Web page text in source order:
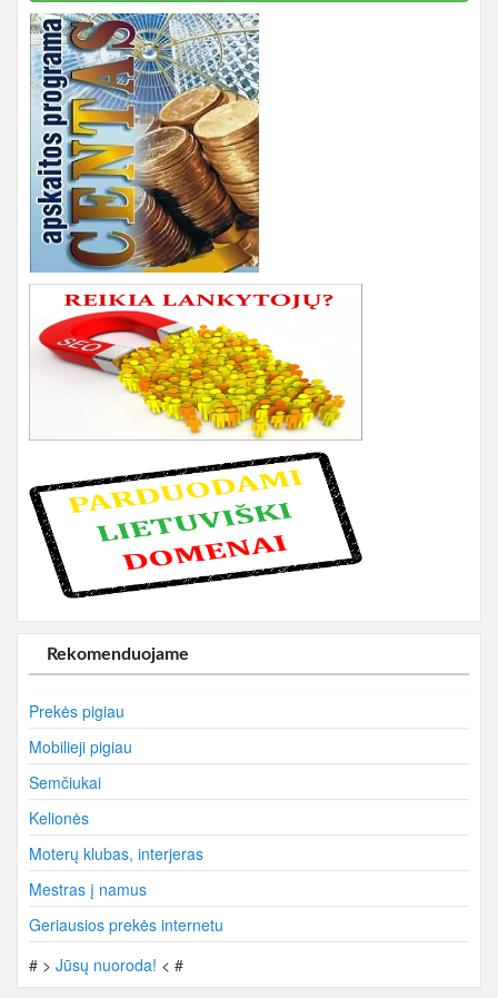
Rekomenduojame
Prekės pigiau
Mobilieji pigiau
Semčiukai
Kelionės
Moterų klubas, interjeras
Mestras į namus
Geriausios prekės internetu
# > Jūsų nuoroda! < #